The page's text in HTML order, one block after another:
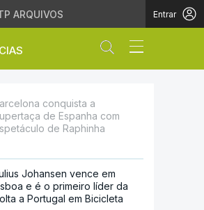
ARQUIVOS Entrar
Abrir campo
de
conquista a
de Espanha com
de Raphinha
Johansen vence em
e é o primeiro líder da
a Portugal em Bicicleta